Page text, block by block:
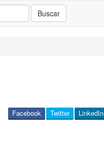
Buscar
LinkedIn
Twitter
Facebook